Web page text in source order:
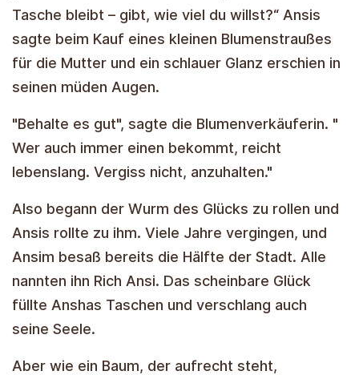
Tasche bleibt – gibt, wie viel du willst?“ Ansis
sagte beim Kauf eines kleinen Blumenstraußes
für die Mutter und ein schlauer Glanz erschien in
seinen müden Augen.
"Behalte es gut", sagte die Blumenverkäuferin. "
Wer auch immer einen bekommt, reicht
lebenslang. Vergiss nicht, anzuhalten."
Also begann der Wurm des Glücks zu rollen und
Ansis rollte zu ihm. Viele Jahre vergingen, und
Ansim besaß bereits die Hälfte der Stadt. Alle
nannten ihn Rich Ansi. Das scheinbare Glück
füllte Anshas Taschen und verschlang auch
seine Seele.
Aber wie ein Baum, der aufrecht steht,